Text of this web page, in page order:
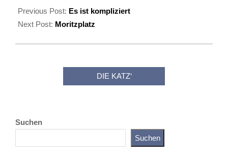
02-
20
Previous Post: Es ist kompliziert
Next Post: Moritzplatz
DIE KATZ‘
Suchen
Suchen